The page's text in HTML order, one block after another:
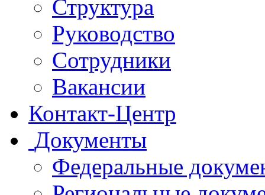
Структура
Руководство
Сотрудники
Вакансии
Контакт-Центр
Документы
Федеральные